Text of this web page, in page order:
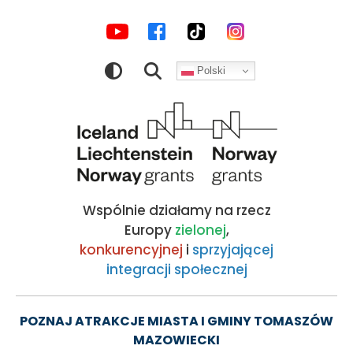
Atrakcje
turystyczne
Kocham
Tomaszów!
oficjalny
serwis
wyszukiwarki
Wspólnie działamy na rzecz
Europy zielonej,
konkurencyjnej i sprzyjającej
integracji społecznej
SPOŁECZNOŚCIOWEPolski
POZNAJ ATRAKCJE MIASTA I GMINY TOMASZÓW
MAZOWIECKI